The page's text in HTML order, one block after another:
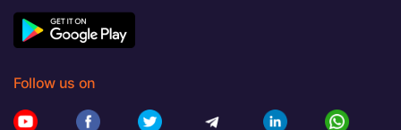
Follow us on